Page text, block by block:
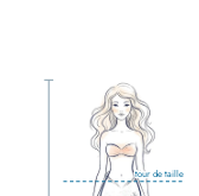
tour de taille